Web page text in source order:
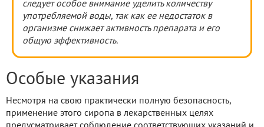
следует особое внимание уделить количеству
употребляемой воды, так как ее недостаток в
организме снижает активность препарата и его
общую эффективность.
Особые указания
Несмотря на свою практически полную безопасность,
применение этого сиропа в лекарственных целях